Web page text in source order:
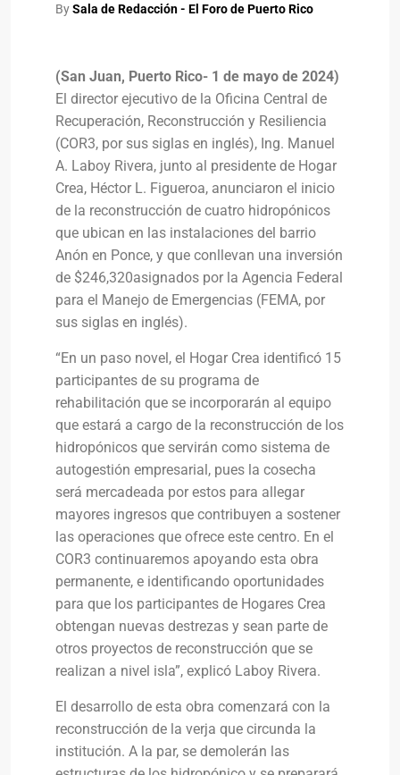
BySala de Redacción - El Foro de Puerto Rico
(San Juan, Puerto Rico- 1 de mayo de 2024)
El director ejecutivo de la Oficina Central de
Recuperación, Reconstrucción y Resiliencia
(COR3, por sus siglas en inglés), Ing. Manuel
A. Laboy Rivera, junto al presidente de Hogar
Crea, Héctor L. Figueroa, anunciaron el inicio
de la reconstrucción de cuatro hidropónicos
que ubican en las instalaciones del barrio
Anón en Ponce, y que conllevan una inversión
de $246,320asignados por la Agencia Federal
para el Manejo de Emergencias (FEMA, por
sus siglas en inglés).
“En un paso novel, el Hogar Crea identificó 15
participantes de su programa de
rehabilitación que se incorporarán al equipo
que estará a cargo de la reconstrucción de los
hidropónicos que servirán como sistema de
autogestión empresarial, pues la cosecha
será mercadeada por estos para allegar
mayores ingresos que contribuyen a sostener
las operaciones que ofrece este centro. En el
COR3 continuaremos apoyando esta obra
permanente, e identificando oportunidades
para que los participantes de Hogares Crea
obtengan nuevas destrezas y sean parte de
otros proyectos de reconstrucción que se
realizan a nivel isla”, explicó Laboy Rivera.
El desarrollo de esta obra comenzará con la
reconstrucción de la verja que circunda la
institución. A la par, se demolerán las